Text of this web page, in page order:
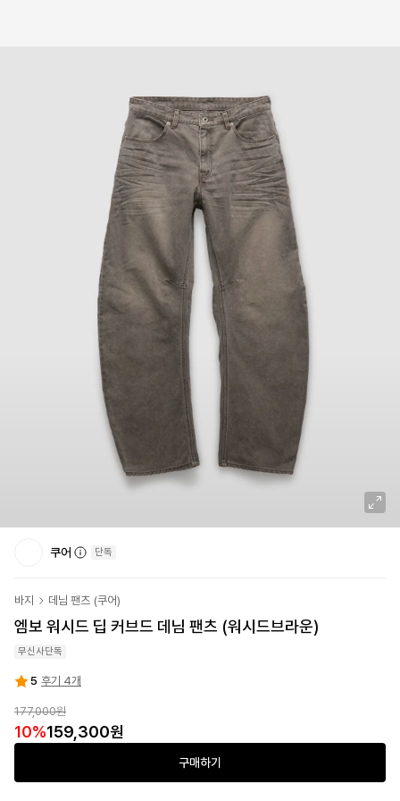
쿠어 단독
바지 데님 팬츠 (쿠어)
엠보 워시드 딥 커브드 데님 팬츠 (워시드브라운)
무신사단독
5 후기 4개
177,000원
10%159,300원
구매하기